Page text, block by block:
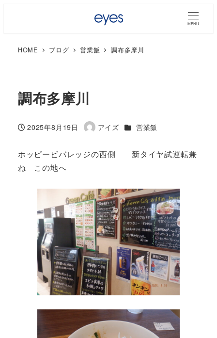
MENU
HOME ブログ 営業飯 調布多摩川
調布多摩川
投稿日
2025年8月19日
著
アイズ カテゴリー
営業飯
ホッピービバレッジの西側 新タイヤ試運転兼
ね この地へ